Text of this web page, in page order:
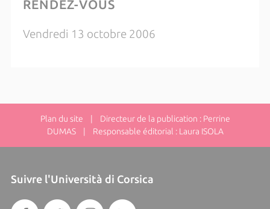
RENDEZ-VOUS
Vendredi 13 octobre 2006
Plan du site | Directeur de la publication : Perrine
DUMAS | Responsable éditorial : Laura ISOLA
Suivre l'Università di Corsica